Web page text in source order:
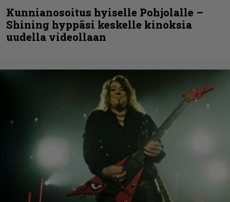
Kunnianosoitus hyiselle Pohjolalle –
Shining hyppäsi keskelle kinoksia
uudella videollaan